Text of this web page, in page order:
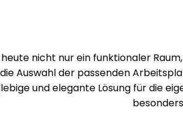
heute nicht nur ein funktionaler
Auswahl der passenden
und elegante Lösung für die